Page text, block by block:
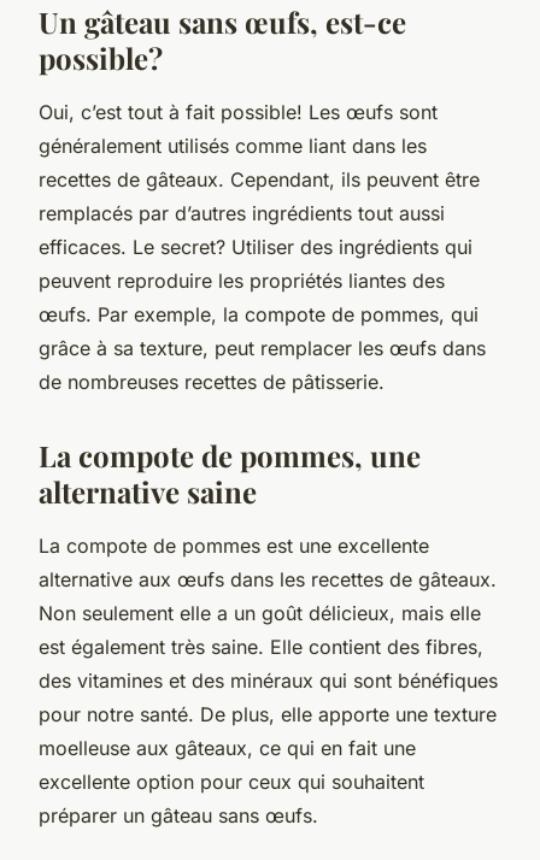
Un gâteau sans œufs, est-ce
possible?
Oui, c’est tout à fait possible! Les œufs sont
généralement utilisés comme liant dans les
recettes de gâteaux. Cependant, ils peuvent être
remplacés par d’autres ingrédients tout aussi
efficaces. Le secret? Utiliser des ingrédients qui
peuvent reproduire les propriétés liantes des
œufs. Par exemple, la compote de pommes, qui
grâce à sa texture, peut remplacer les œufs dans
de nombreuses recettes de pâtisserie.
La compote de pommes, une
alternative saine
La compote de pommes est une excellente
alternative aux œufs dans les recettes de gâteaux.
Non seulement elle a un goût délicieux, mais elle
est également très saine. Elle contient des fibres,
des vitamines et des minéraux qui sont bénéfiques
pour notre santé. De plus, elle apporte une texture
moelleuse aux gâteaux, ce qui en fait une
excellente option pour ceux qui souhaitent
préparer un gâteau sans œufs.